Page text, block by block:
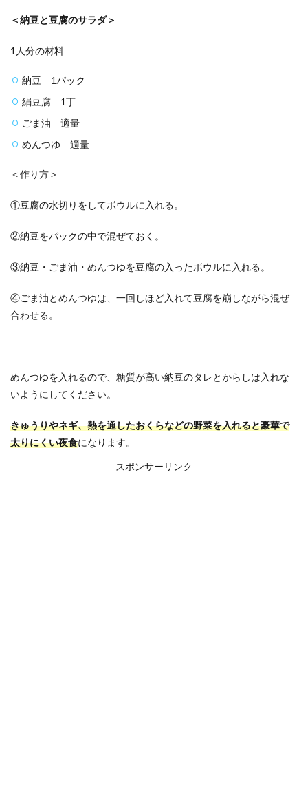
＜納豆と豆腐のサラダ＞
1人分の材料
納豆 1パック
絹豆腐 1丁
ごま油 適量
めんつゆ 適量
＜作り方＞
①豆腐の水切りをしてボウルに入れる。
②納豆をパックの中で混ぜておく。
③納豆・ごま油・めんつゆを豆腐の入ったボウルに入れる。
④ごま油とめんつゆは、一回しほど入れて豆腐を崩しながら混ぜ
合わせる。
めんつゆを入れるので、糖質が高い納豆のタレとからしは入れな
いようにしてください。
きゅうりやネギ、熱を通したおくらなどの野菜を入れると豪華で
太りにくい夜食になります。
スポンサーリンク